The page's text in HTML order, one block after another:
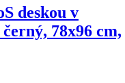
S deskou v
78x96 cm,